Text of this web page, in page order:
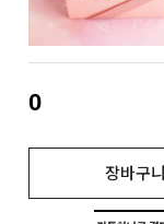
0
장바구니